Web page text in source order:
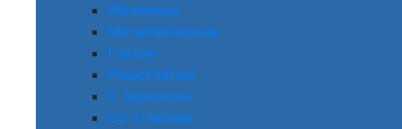
Железные
Металлические
Глухие
Решетчатые
С зеркалом
Со стеклом